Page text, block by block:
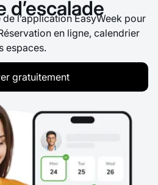
d’escalade
l’application EasyWeek pour
en ligne, calendrier
espaces.
gratuitement